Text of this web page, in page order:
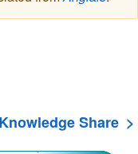
Share